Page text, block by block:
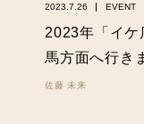
2023.7.26 EVENT
2023年「イケ
馬方面へ行き
佐藤 未来